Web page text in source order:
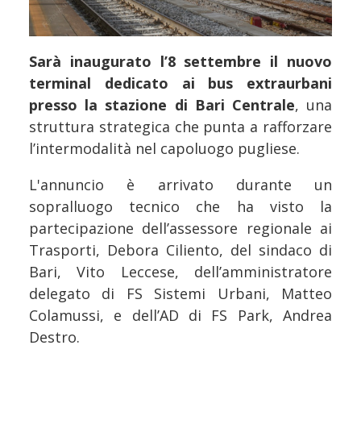
Sarà inaugurato l’8 settembre il nuovo
terminal dedicato ai bus extraurbani
presso la stazione di Bari Centrale, una
struttura strategica che punta a rafforzare
l’intermodalità nel capoluogo pugliese.
L'annuncio è arrivato durante un
sopralluogo tecnico che ha visto la
partecipazione dell’assessore regionale ai
Trasporti, Debora Ciliento, del sindaco di
Bari, Vito Leccese, dell’amministratore
delegato di FS Sistemi Urbani, Matteo
Colamussi, e dell’AD di FS Park, Andrea
Destro.